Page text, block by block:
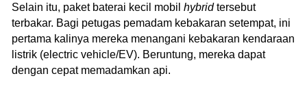
Selain itu, paket baterai kecil mobil hybridtersebut
terbakar. Bagi petugas pemadam kebakaran setempat, ini
pertama kalinya mereka menangani kebakaran kendaraan
listrik (electric vehicle/EV). Beruntung, mereka dapat
dengan cepat memadamkan api.